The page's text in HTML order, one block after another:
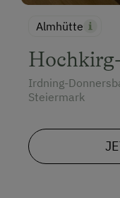
Almhütte
Irdning-
Steiermark